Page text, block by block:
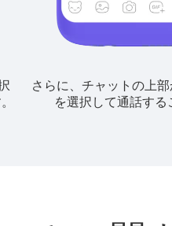
さらに、チャットの上
を選択して通話する